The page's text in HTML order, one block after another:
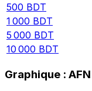
500 BDT
1 000 BDT
5 000 BDT
10 000 BDT
Graphique :